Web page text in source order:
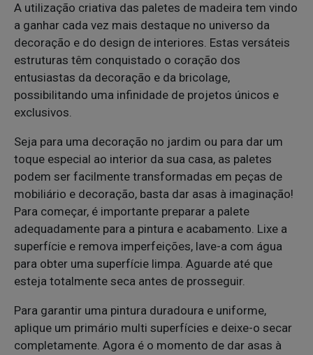
A utilização criativa das paletes de madeira tem vindo
a ganhar cada vez mais destaque no universo da
decoração e do design de interiores. Estas versáteis
estruturas têm conquistado o coração dos
entusiastas da decoração e da bricolage,
possibilitando uma infinidade de projetos únicos e
exclusivos.
Seja para uma decoração no jardim ou para dar um
toque especial ao interior da sua casa, as paletes
podem ser facilmente transformadas em peças de
mobiliário e decoração, basta dar asas à imaginação!
Para começar, é importante preparar a palete
adequadamente para a pintura e acabamento. Lixe a
superfície e remova imperfeições, lave-a com água
para obter uma superfície limpa. Aguarde até que
esteja totalmente seca antes de prosseguir.
Para garantir uma pintura duradoura e uniforme,
aplique um primário multi superfícies e deixe-o secar
completamente. Agora é o momento de dar asas à